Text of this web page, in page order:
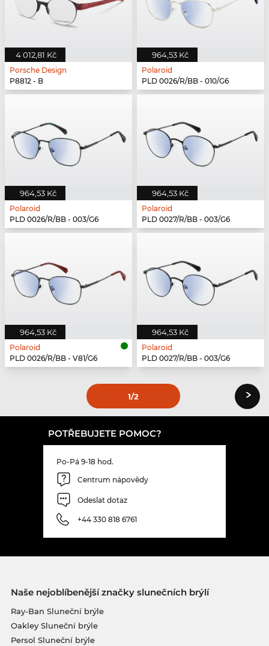
4 012,81 Kč
Porsche Design
P8812 - B
964,53 Kč
Polaroid
PLD 0026/R/BB - 010/G6
964,53 Kč
Polaroid
PLD 0026/R/BB - 003/G6
964,53 Kč
Polaroid
PLD 0027/R/BB - 003/G6
964,53 Kč
Polaroid
PLD 0026/R/BB - V81/G6
964,53 Kč
Polaroid
PLD 0027/R/BB - 003/G6
1/2 ›
POTŘEBUJETE POMOC?
Po-Pá 9-18 hod.
Centrum nápovědy
Odeslat dotaz
+44 330 818 6761
Naše nejoblíbenější značky slunečních brýlí
Ray-Ban Sluneční brýle
Oakley Sluneční brýle
Persol Sluneční brýle